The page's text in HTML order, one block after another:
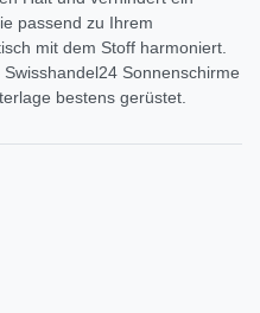
passend zu Ihrem
mit dem Stoff harmoniert.
Sonnenschirme
bestens gerüstet.